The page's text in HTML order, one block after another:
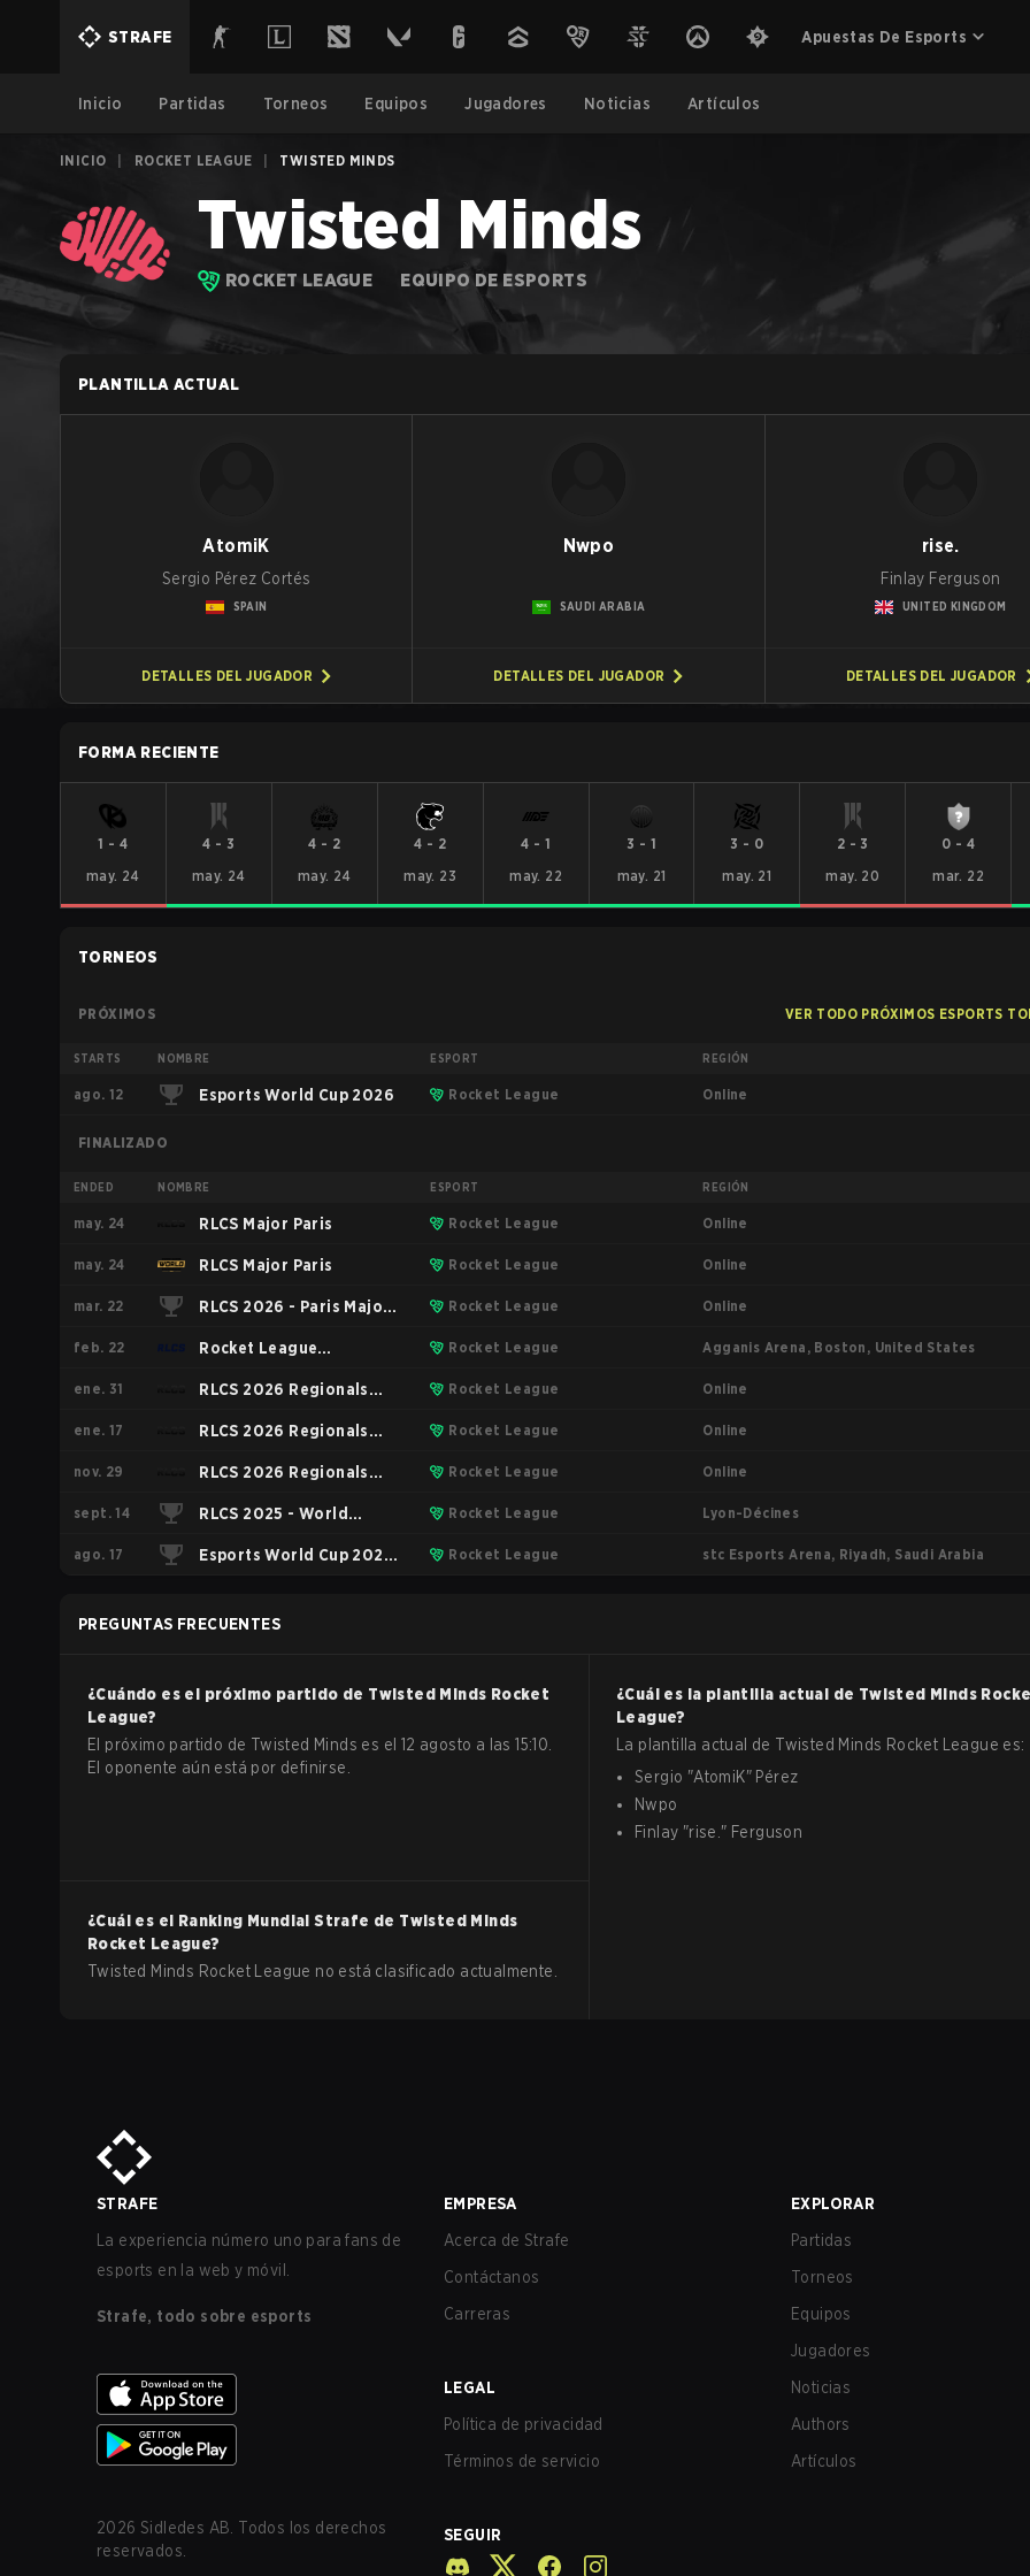
STRAFE Apuestas De Esports
Inicio Partidas Torneos Equipos Jugadores Noticias Artículos
INICIO ROCKET LEAGUE TWISTED MINDS
Twisted Minds
ROCKET LEAGUE EQUIPO DE ESPORTS
PLANTILLA ACTUAL
AtomiK
Sergio Pérez Cortés
SPAIN
DETALLES DEL JUGADOR
Nwpo
SAUDI ARABIA
DETALLES DEL JUGADOR
rise.
Finlay Ferguson
UNITED KINGDOM
DETALLES DEL JUGADOR
FORMA RECIENTE
1 -4
may. 24
4 - 3
may. 24
4 - 2
may. 24
4 - 2
may. 23
4 - 1
may. 22
3 - 1
may. 21
3 - 0
may. 21
2 - 3
may. 20
0 - 4
mar. 22
TORNEOS
PRÓXIMOS VER TODO PRÓXIMOS ESPORTS
STARTS NOMBRE ESPORT REGIÓN
ago. 12 Esports World Cup 2026 Rocket League Online
FINALIZADO
ENDED NOMBRE ESPORT REGIÓN
may. 24 RLCS Major Paris Rocket League Online
may. 24 RLCS Major Paris Rocket League Online
mar. 22 RLCS 2026 - Paris Major:
Middle East & North
Africa Open 4
Rocket League Online
feb. 22 Rocket League
Championship Series
2026 - Boston Major
Rocket League Agganis Arena, Boston, United States
ene. 31 RLCS 2026 Regionals
MENA Open 3
Rocket League Online
ene. 17 RLCS 2026 Regionals
MENA Open 2
Rocket League Online
nov. 29 RLCS 2026 Regionals
MENA Open 1
Rocket League Online
sept. 14 RLCS 2025 - World
Championship
Rocket League Lyon-Décines
ago. 17 Esports World Cup 2025 Rocket League stc Esports Arena, Riyadh, Saudi Arabia
PREGUNTAS FRECUENTES
¿Cuándo es el próximo partido de Twisted Minds Rocket
League?
El próximo partido de Twisted Minds es el 12 agosto a las 15:10.
El oponente aún está por definirse.
¿Cuál es la plantilla actual de Twisted Minds
League?
La plantilla actual de Twisted Minds Rocket League es:
Sergio "AtomiK" Pérez
Nwpo
Finlay "rise. " Ferguson
¿Cuál es el Ranking Mundial Strafe de Twisted Minds
Rocket League?
Twisted Minds Rocket League no está clasificado actualmente.
STRAFE
La experiencia número uno para fans de
esports en la web y móvil.
Strafe, todo sobre esports
2026 Sidledes AB. Todos los derechos
reservados.
EMPRESA
Acerca de Strafe
Contáctanos
Carreras
LEGAL
Política de privacidad
Términos de servicio
SEGUIR
EXPLORAR
Partidas
Torneos
Equipos
Jugadores
Noticias
Authors
Artículos